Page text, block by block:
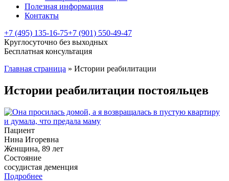
Полезная информация
Контакты
+7 (495) 135-16-75+7 (901) 550-49-47
Круглосуточно без выходных
Бесплатная консультация
Главная страница » Истории реабилитации
Истории реабилитации постояльцев
Пациент
Нина Игоревна
Женщина, 89 лет
Состояние
сосудистая деменция
Подробнее